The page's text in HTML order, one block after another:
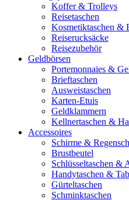
Koffer & Trolleys
Reisetaschen
Kosmetiktaschen &
Reiserucksäcke
Reisezubehör
Geldbörsen
Portemonnaies &
Brieftaschen
Ausweistaschen
Karten-Etuis
Geldklammern
Kellnertaschen &
Accessoires
Schirme &
Brustbeutel
Schlüsseltaschen &
Handytaschen &
Gürteltaschen
Schminktaschen